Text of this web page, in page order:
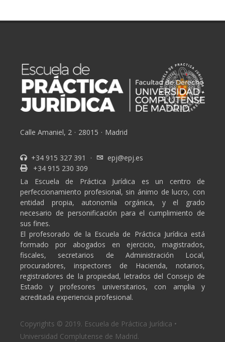
Calle Amaniel, 2 · 28015 · Madrid
+34 915 327 391 ·
epj@epj.es
+34 915 230 309
La Escuela de Práctica Jurídica es un centro de
perfeccionamiento profesional, sin ánimo de lucro, con
entidad propia, autonomía orgánica, y el grado
necesario de personificación para el cumplimiento de
sus fines.
El profesorado de la Escuela de Práctica Jurídica está
formado por abogados en ejercicio, magistrados,
fiscales, secretarios de Administración Local,
procuradores, inspectores de Hacienda, notarios,
registradores de la propiedad, letrados del Consejo de
Estado y profesores universitarios, con amplia y
acreditada experiencia profesional.
Copyrights © 2019. Escuela de Práctica Jurídica •
Universidad Complutense de Madrid.